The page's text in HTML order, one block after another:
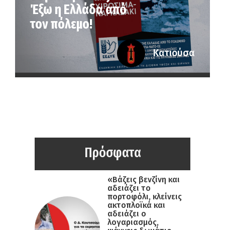
Έξω η Ελλάδα από
τον πόλεμο!
Κατιούσα
Πρόσφατα
«Βάζεις βενζίνη και
αδειάζει το
πορτοφόλι, κλείνεις
ακτοπλοϊκά και
αδειάζει ο
λογαριασμός,